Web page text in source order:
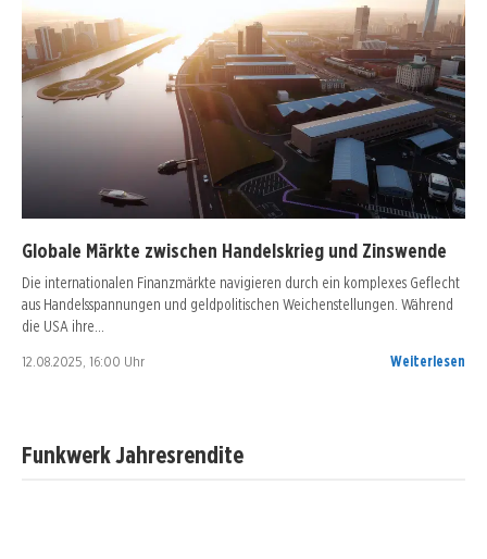
Globale Märkte zwischen Handelskrieg und Zinswende
Die internationalen Finanzmärkte navigieren durch ein komplexes Geflecht
aus Handelsspannungen und geldpolitischen Weichenstellungen. Während
die USA ihre…
12.08.2025, 16:00 Uhr Weiterlesen
Funkwerk Jahresrendite